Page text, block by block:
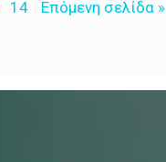
14 Επόμενη σελίδα »